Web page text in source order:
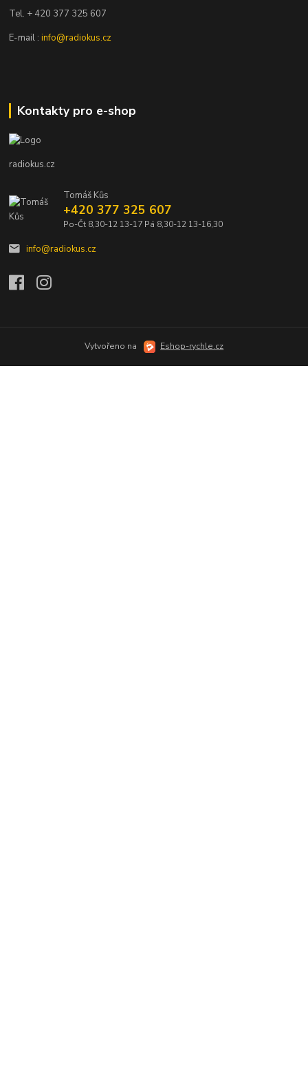
Tel. + 420 377 325 607
E-mail :info@radiokus.cz
Kontakty pro e-shop
radiokus.cz
Tomáš Kůs
+420 377 325 607
Po-Čt 8,30-12 13-17 Pá 8,30-12 13-16,30
info@radiokus.cz
Vytvořeno na Eshop-rychle.cz